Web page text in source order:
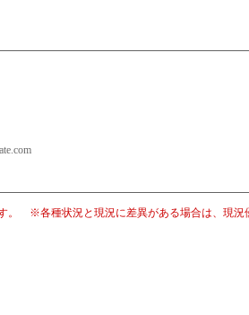
※各種状況と現況に差異がある場合は、現況